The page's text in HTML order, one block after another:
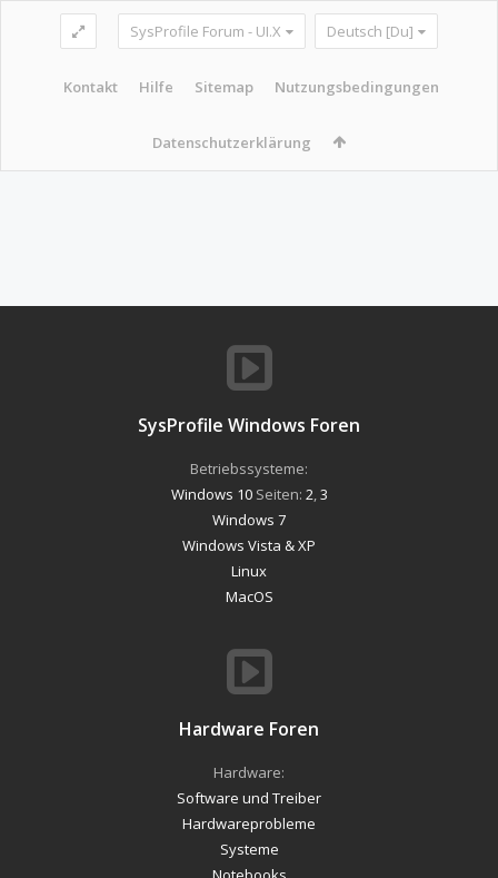
SysProfile Forum - UI.X Deutsch [Du]
Kontakt Hilfe Sitemap Nutzungsbedingungen
Datenschutzerklärung
SysProfile Windows Foren
Betriebssysteme:
Windows 10Seiten: 2 3
Windows 7
Windows Vista & XP
Linux
MacOS
Hardware Foren
Hardware:
Software und Treiber
Hardwareprobleme
Systeme